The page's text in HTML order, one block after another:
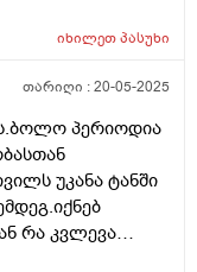
27 წლის
ათჯერ
ვარ,მაგრამ
და სულ
ან მეუღლეს
იხილეთპასუხი
თარიღი :20-05-2025
პერიოდია
უკანა ტანში
რა კვლევა